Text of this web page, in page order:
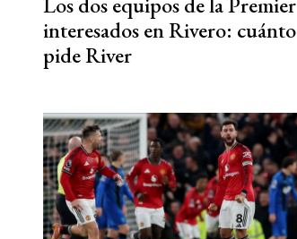
interesados en Rivero: cuánto
pide River